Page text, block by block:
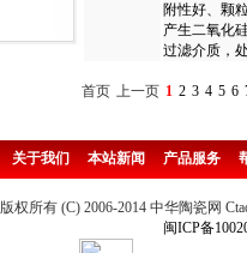
附性好、颗
产生二氧化
过滤介质，
首页 上一页 1 2 3 4 5 6
关于我们 本站新闻 产品服务
版权所有 (C) 2006-2014 中华陶瓷网
闽ICP备